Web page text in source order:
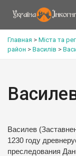
Главная > Міста та
район > Василів >
Василев
1230 году
преследования